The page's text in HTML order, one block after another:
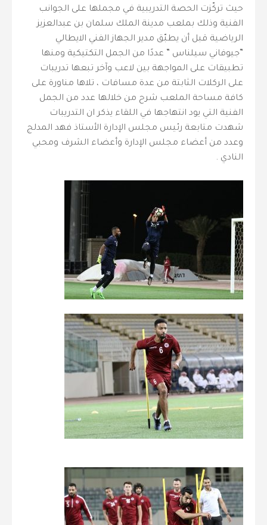
حيث تركّزت الحصة التدريبية في مجملها على الجوانب
الفنية وذلك بملعب مدينة الملك سلمان بن عبدالعزيز
الرياضية قبل أن يطبّق مدير الجهاز الفني الايطالي
”جيوفاني سيلناس ” عددًا من الجمل التكتيكية ومنها
تطبيقات على المواجهة بين لاعب وآخر تبعها تدريبات
على الركلات الثابتة من عدة مسافات ، تلاها مناورة على
كافة مساحة الملعب شرح من خلالها عدد من الجمل
الفنية التي يود انتهاجها في اللقاء يذكر ان التدريبات
شهدت متابعة رئيس مجلس الإدارة الأستاذ فهد المدلج
وعدد من أعضاء مجلس الإدارة وأعضاء الشرف ومحبي
النادي .